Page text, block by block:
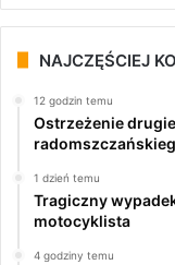
NAJCZĘŚCIEJ
12 godzin temu
Ostrzeżenie
1 dzień temu
Tragiczny
motocyklista
4 godziny temu